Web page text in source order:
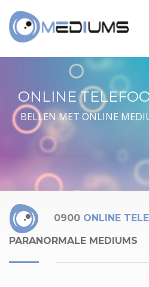
ONLINE
BELLEN MET ONLINE
0900 ONLINE
PARANORMALE MEDIUMS